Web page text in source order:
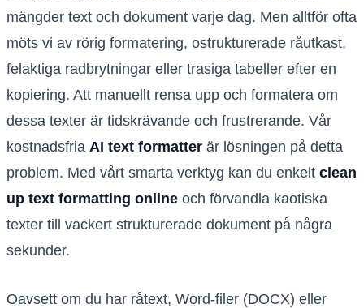
mängder text och dokument varje dag. Men alltför ofta
möts vi av rörig formatering, ostrukturerade råutkast,
felaktiga radbrytningar eller trasiga tabeller efter en
kopiering. Att manuellt rensa upp och formatera om
dessa texter är tidskrävande och frustrerande. Vår
kostnadsfria AI text formatter är lösningen på detta
problem. Med vårt smarta verktyg kan du enkelt clean
up text formatting online och förvandla kaotiska
texter till vackert strukturerade dokument på några
sekunder.
Oavsett om du har råtext, Word-filer (DOCX) eller